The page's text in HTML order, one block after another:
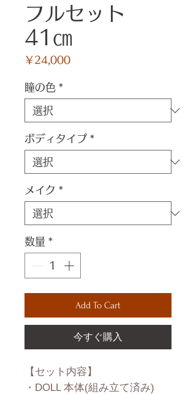
フルセット
41㎝
￥24,000価
瞳の色 *
ボディタイプ *
メイク *
数量 *
Add To Cart
今すぐ購入
【セット内容】
・DOLL 本体(組み立て済み)